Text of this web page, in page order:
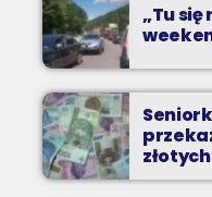
„Tu się